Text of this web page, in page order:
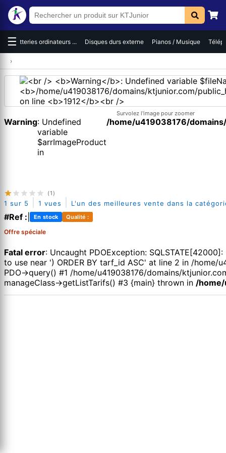
☰Batteries ordinateurs ... Disques durs externe Pianos / Musique
›
Warning: Undefined
variable
$arrImageProduct
in
/home/u419038176/
Survolez l'image pour zoomer
(1)
1 sur 5 1 vues L'un des meilleures vente dans la
#Ref : En stock Qualité :
Offre spéciale
Fatal error: Uncaught PDOException:
to use near ') ORDER BY tarf_id ASC' at line 2 in /
PDO->query() #1 /home/u419038176/domains/
manageClass->getListTarifs() #3 {main} thrown in /